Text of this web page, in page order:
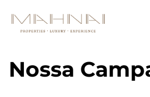
Nossa